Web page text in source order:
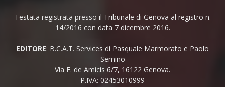
Testata registrata presso il Tribunale di Genova al registro n.
14/2016 con data 7 dicembre 2016.
EDITORE: B.C.A.T. Services di Pasquale Marmorato e Paolo
Semino
Via E. de Amicis 6/7, 16122 Genova.
P.IVA: 02453010999